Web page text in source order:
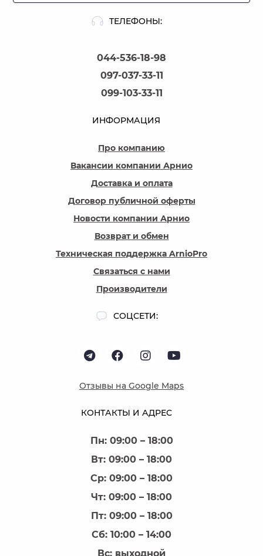
ТЕЛЕФОНЫ:
044-536-18-98
097-037-33-11
099-103-33-11
КОНТАКТЫ И АДРЕС
Пн: 09:00 – 18:00
Вт: 09:00 – 18:00
Ср: 09:00 – 18:00
Чт: 09:00 – 18:00
Пт: 09:00 – 18:00
Сб: 10:00 – 14:00
Вс: выходной
ИНФОРМАЦИЯ
Про компанию
Вакансии компании Арнио
Доставка и оплата
Договор публичной оферты
Новости компании Арнио
Возврат и обмен
Техническая поддержка ArnioPro
Связаться с нами
Производители
СОЦСЕТИ:
Отзывы на Google Maps